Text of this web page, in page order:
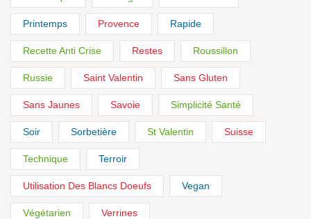
Printemps Provence Rapide
Recette Anti Crise Restes Roussillon
Russie Saint Valentin Sans Gluten
Sans Jaunes Savoie Simplicité Santé
Soir Sorbetière St Valentin Suisse
Technique Terroir
Utilisation Des Blancs Doeufs Vegan
Végétarien Verrines